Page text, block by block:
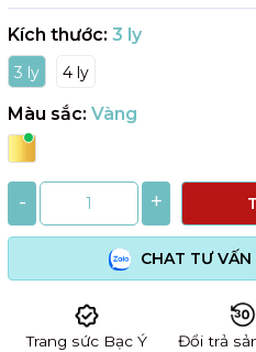
Kích thước: 3 ly
3 ly 4 ly
Màu sắc: Vàng
- +
CHAT TƯ
Trang sức Bạc Ý
Đổi trả